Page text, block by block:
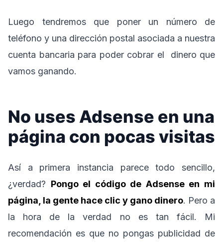
Luego tendremos que poner un número de
teléfono y una dirección postal asociada a nuestra
cuenta bancaria para poder cobrar el dinero que
vamos ganando.
No uses Adsense en una
página con pocas visitas
Así a primera instancia parece todo sencillo,
¿verdad? Pongo el código de Adsense en mi
página, la gente hace clic y gano dinero. Pero a
la hora de la verdad no es tan fácil. Mi
recomendación es que no pongas publicidad de